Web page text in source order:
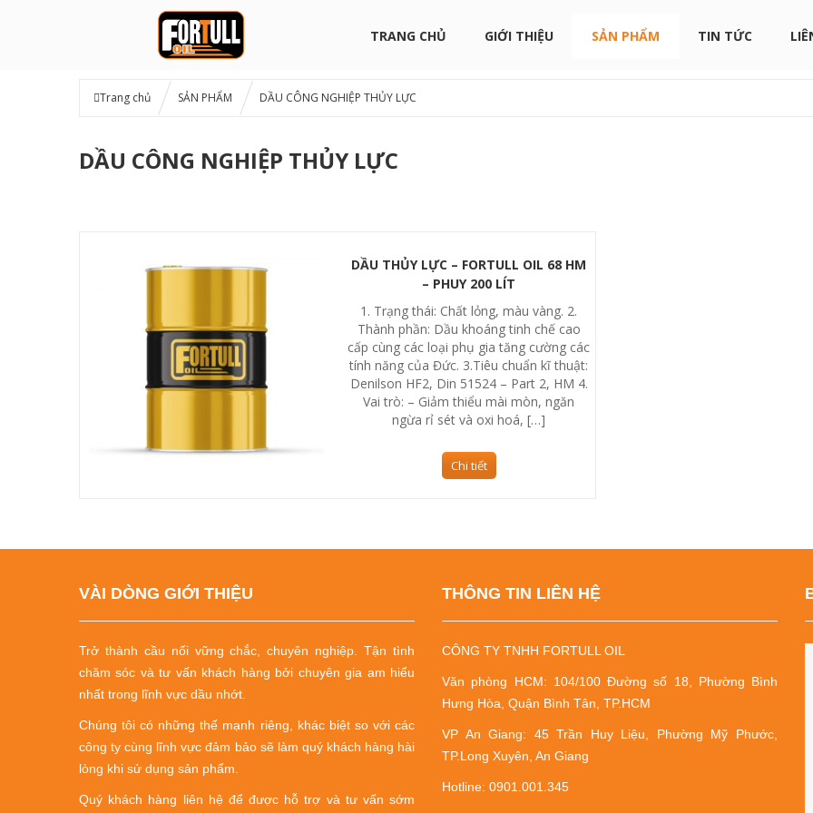
TRANG CHỦ GIỚI THIỆU SẢN PHẨM TIN TỨC
Trang chủ SẢN PHẨM DẦU CÔNG NGHIỆP THỦY LỰC
DẦU CÔNG NGHIỆP THỦY LỰC
DẦU THỦY LỰC – FORTULL OIL 68 HM
– PHUY 200 LÍT
1. Trạng thái: Chất lỏng, màu vàng. 2.
Thành phần: Dầu khoáng tinh chế cao
cấp cùng các loại phụ gia tăng cường các
tính năng của Đức. 3.Tiêu chuẩn kĩ thuật:
Denilson HF2, Din 51524 – Part 2, HM 4.
Vai trò: – Giảm thiểu mài mòn, ngăn
ngừa rỉ sét và oxi hoá, […]
Chi tiết
VÀI DÒNG GIỚI THIỆU
Trở thành cầu nối vững chắc, chuyên nghiệp.Tận tình
chăm sóc và tư vấn khách hàng bởi chuyên gia am hiểu
nhất trong lĩnh vực dầu nhớt.
Chúng tôi có những thế mạnh riêng, khác biệt so với các
công ty cùng lĩnh vực đảm bảo sẽ làm quý khách hàng hài
lòng khi sử dụng sản phẩm.
Quý khách hàng liên hệ để được hỗ trợ và tư vấn sớm
THÔNG TIN LIÊN HỆ
CÔNG TY TNHH FORTULL OIL
Văn phòng HCM: 104/100 Đường số 18, Phường Bình
Hưng Hòa, Quận Bình Tân, TP.HCM
VP An Giang: 45 Trần Huy Liệu, Phường Mỹ Phước,
TP.Long Xuyên, An Giang
Hotline: 0901.001.345